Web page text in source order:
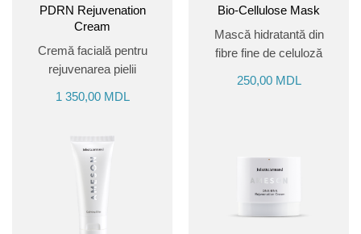
PDRN Rejuvenation
Cream
Cremă facială pentru
rejuvenarea pielii
1 350,00 MDL
Bio-Cellulose Mask
Mască hidratantă din
fibre fine de celuloză
250,00 MDL